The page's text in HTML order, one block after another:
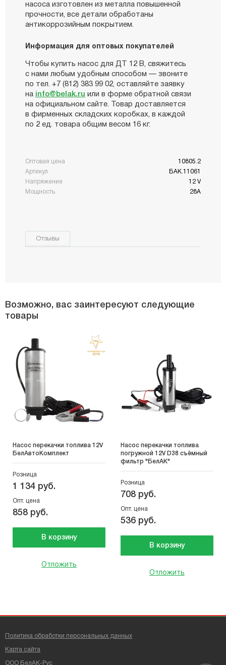
насоса изготовлен из металла повышенной
прочности, все детали обработаны
антикоррозийным покрытием.
Информация для оптовых покупателей
Чтобы купить насос для ДТ 12 В, свяжитесь
с нами любым удобным способом — звоните
по тел. +7 (812) 383 99 02, оставляйте заявку
на info@belak.ru или в форме обратной связи
на официальном сайте. Товар доставляется
в фирменных складских коробках, в каждой
по 2 ед. товара общим весом 16 кг.
Оптовая цена
10805.2
Артикул
БАК.11061
Напряжение
12 V
Мощность
28А
Отзывы
Возможно, вас заинтересуют следующие
товары
Насос перекачки топлива 12V
БелАвтоКомплект
Розница
1 134 руб.
Опт. цена
858 руб.
В корзину
Отложить
Насос перекачки топлива
погружной 12V D38 съёмный
фильтр "БелАК"
Розница
708 руб.
Опт. цена
536 руб.
В корзину
Отложить
ООО БелАК-Рус
Политика обработки персональных данных
Карта сайта